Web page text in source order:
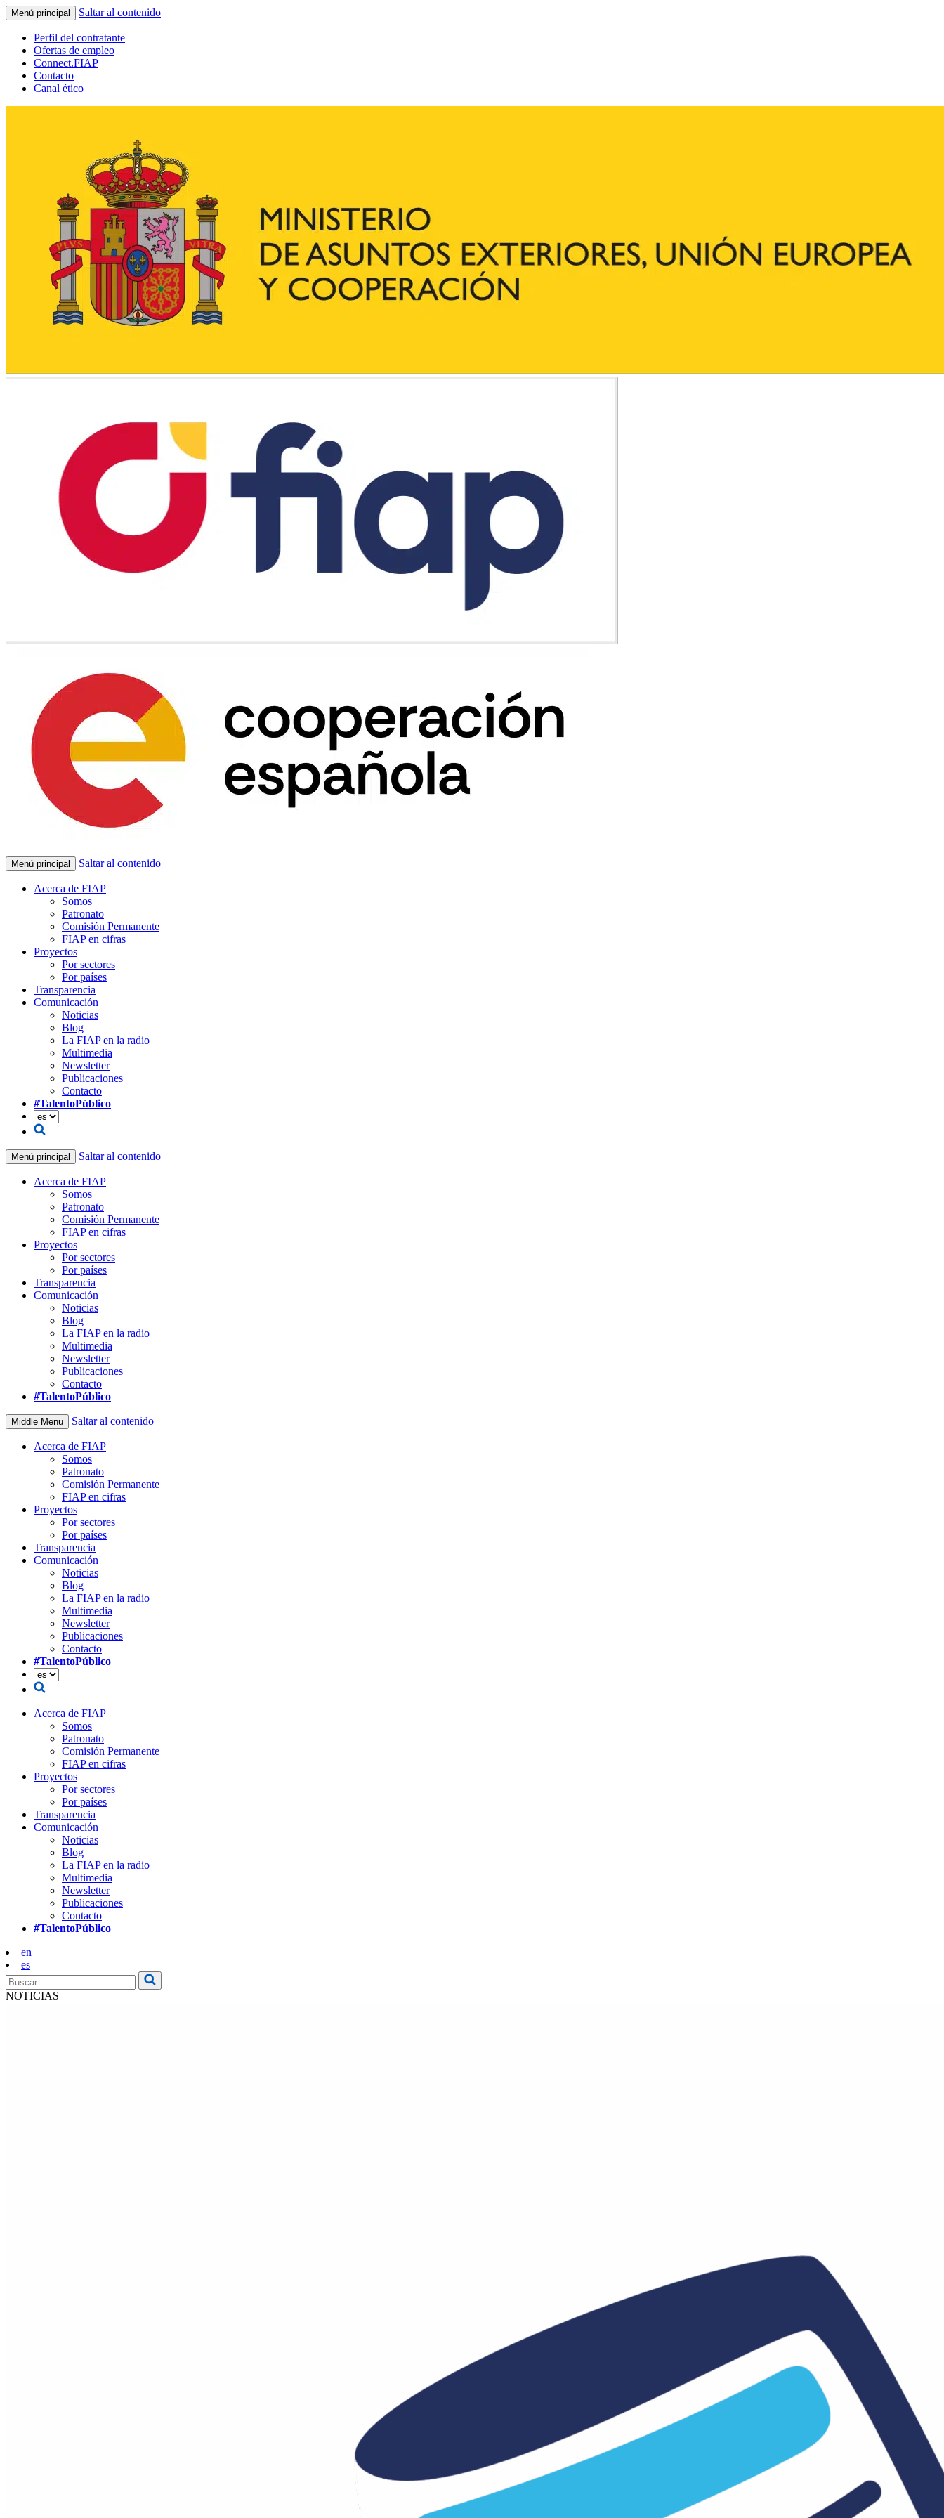
Menú principal Saltar al contenido
Perfil del contratante
Ofertas de empleo
Connect.FIAP
Contacto
Canal ético
Menú principal Saltar al contenido
Acerca de FIAP
Somos
Patronato
Comisión Permanente
FIAP en cifras
Proyectos
Por sectores
Por países
Transparencia
Comunicación
Noticias
Blog
La FIAP en la radio
Multimedia
Newsletter
Publicaciones
Contacto
#TalentoPúblico
Menú principal Saltar al contenido
Acerca de FIAP
Somos
Patronato
Comisión Permanente
FIAP en cifras
Proyectos
Por sectores
Por países
Transparencia
Comunicación
Noticias
Blog
La FIAP en la radio
Multimedia
Newsletter
Publicaciones
Contacto
#TalentoPúblico
Middle Menu Saltar al contenido
Acerca de FIAP
Somos
Patronato
Comisión Permanente
FIAP en cifras
Proyectos
Por sectores
Por países
Transparencia
Comunicación
Noticias
Blog
La FIAP en la radio
Multimedia
Newsletter
Publicaciones
Contacto
#TalentoPúblico
Acerca de FIAP
Somos
Patronato
Comisión Permanente
FIAP en cifras
Proyectos
Por sectores
Por países
Transparencia
Comunicación
Noticias
Blog
La FIAP en la radio
Multimedia
Newsletter
Publicaciones
Contacto
#TalentoPúblico
en
es
NOTICIAS